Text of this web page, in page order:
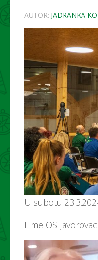
AUTOR: JADRANKA
U subotu
I ime OS